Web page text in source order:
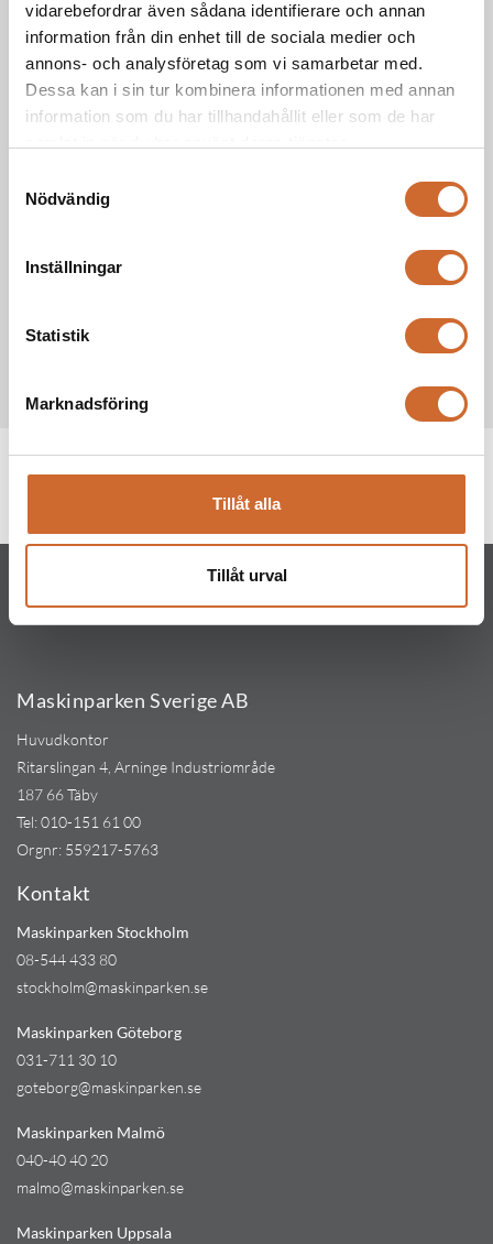
vidarebefordrar även sådana identifierare och annan
information från din enhet till de sociala medier och
annons- och analysföretag som vi samarbetar med.
Dessa kan i sin tur kombinera informationen med annan
information som du har tillhandahållit eller som de har
Nödvändig
Inställningar
Statistik
Marknadsföring
Tillåt alla
Tillåt urval
kapacitet
20 m3/h
Längd
Produkttaggar
Maskinparken Sverige AB
Huvudkontor
Ritarslingan 4, Arninge Industriområde
187 66 Täby
Tel:010-151 61 00
Orgnr: 559217-5763
Kontakt
Maskinparken Stockholm
08-544 433 80
stockholm@maskinparken.se
Maskinparken Göteborg
031-711 30 10
goteborg@maskinparken.se
Maskinparken Malmö
040-40 40 20
malmo@maskinparken.se
Maskinparken Uppsala